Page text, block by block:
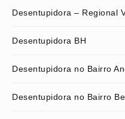
Desentupidora – Regional
Desentupidora BH
Desentupidora no Bairro
Desentupidora no Bairro